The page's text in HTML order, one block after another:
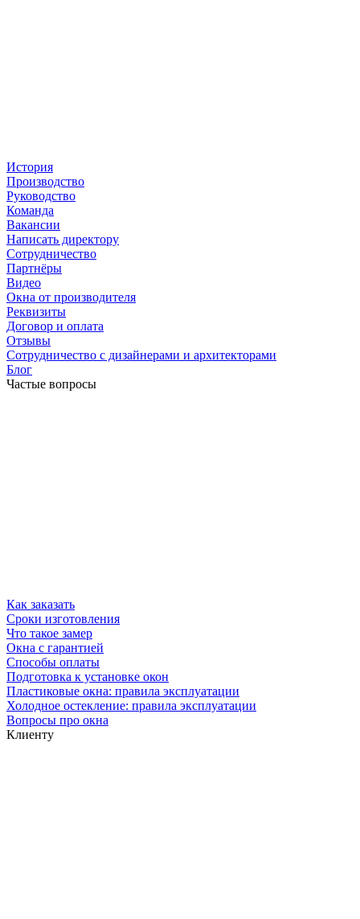
История
Производство
Руководство
Команда
Вакансии
Написать директору
Сотрудничество
Партнёры
Видео
Окна от производителя
Реквизиты
Договор и оплата
Отзывы
Сотрудничество с дизайнерами и архитекторами
Блог
Частые вопросы
Как заказать
Сроки изготовления
Что такое замер
Окна с гарантией
Способы оплаты
Подготовка к установке окон
Пластиковые окна: правила эксплуатации
Холодное остекление: правила эксплуатации
Вопросы про окна
Клиенту